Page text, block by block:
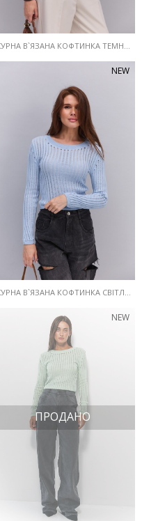
АЖУРНА В`ЯЗАНА КОФТИНКА ТЕМНО-КОРИЧНЕВОГО КОЛЬОРУ
NEW
NEW
ПРОДАНО